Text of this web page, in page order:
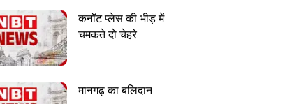
कनॉट प्लेस की भीड़ में
चमकते दो चेहरे
मानगढ़ का बलिदान